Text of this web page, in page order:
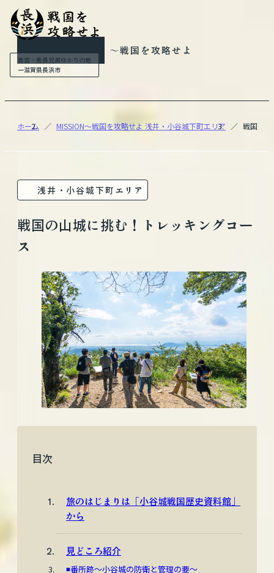
秀吉・秀長兄弟ゆかりの地
ー滋賀県長浜市
MISSION 〜戦国を攻略せよ
ホーム MISSION〜戦国を攻略せよ 浅井・小谷城下町エリア 戦国の
浅井・小谷城下町エリア
戦国の山城に挑む！トレッキングコー
ス
目次
旅のはじまりは「小谷城戦国歴史資料館」
から
見どころ紹介
◾️番所跡〜小谷城の防衛と管理の要〜